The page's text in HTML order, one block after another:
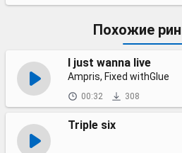
Похожие
I just wanna live
Ampris, Fixed withGlue
00:32 308
Triple six